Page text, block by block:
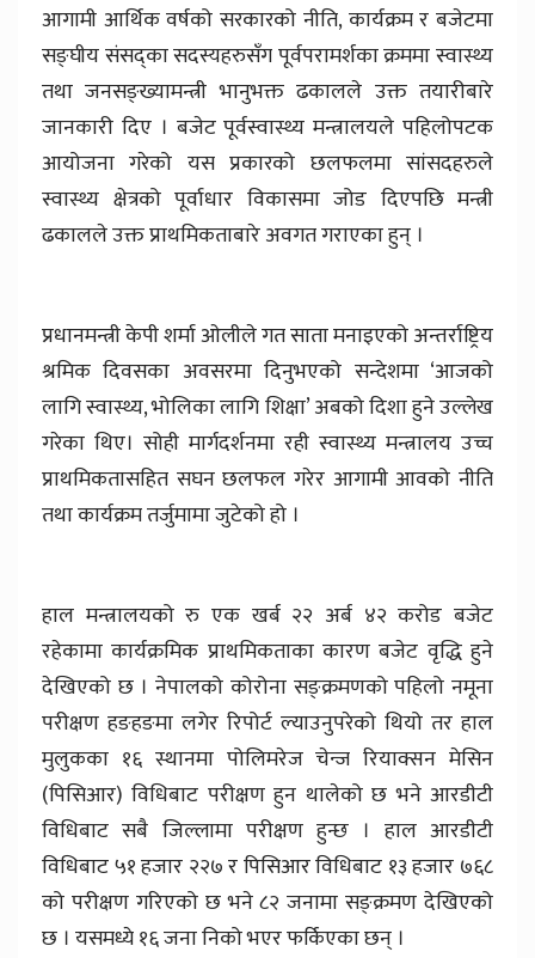
आगामी आर्थिक वर्षको सरकारको नीति, कार्यक्रम र बजेटमा
सङ्घीय संसद्का सदस्यहरुसँग पूर्वपरामर्शका क्रममा स्वास्थ्य
तथा जनसङ्ख्यामन्त्री भानुभक्त ढकालले उक्त तयारीबारे
जानकारी दिए । बजेट पूर्वस्वास्थ्य मन्त्रालयले पहिलोपटक
आयोजना गरेको यस प्रकारको छलफलमा सांसदहरुले
स्वास्थ्य क्षेत्रको पूर्वाधार विकासमा जोड दिएपछि मन्त्री
ढकालले उक्त प्राथमिकताबारे अवगत गराएका हुन् ।
प्रधानमन्त्री केपी शर्मा ओलीले गत साता मनाइएको अन्तर्राष्ट्रिय
श्रमिक दिवसका अवसरमा दिनुभएको सन्देशमा ‘आजको
लागि स्वास्थ्य, भोलिका लागि शिक्षा’ अबको दिशा हुने उल्लेख
गरेका थिए। सोही मार्गदर्शनमा रही स्वास्थ्य मन्त्रालय उच्च
प्राथमिकतासहित सघन छलफल गरेर आगामी आवको नीति
तथा कार्यक्रम तर्जुमामा जुटेको हो ।
हाल मन्त्रालयको रु एक खर्ब २२ अर्ब ४२ करोड बजेट
रहेकामा कार्यक्रमिक प्राथमिकताका कारण बजेट वृद्धि हुने
देखिएको छ । नेपालको कोरोना सङ्क्रमणको पहिलो नमूना
परीक्षण हङहङमा लगेर रिपोर्ट ल्याउनुपरेको थियो तर हाल
मुलुकका १६ स्थानमा पोलिमरेज चेन्ज रियाक्सन मेसिन
(पिसिआर) विधिबाट परीक्षण हुन थालेको छ भने आरडीटी
विधिबाट सबै जिल्लामा परीक्षण हुन्छ । हाल आरडीटी
विधिबाट ५१ हजार २२७ र पिसिआर विधिबाट १३ हजार ७६८
को परीक्षण गरिएको छ भने ८२ जनामा सङ्क्रमण देखिएको
छ । यसमध्ये १६ जना निको भएर फर्किएका छन् ।